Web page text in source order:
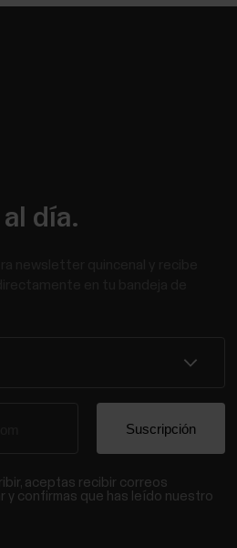
día.
aceptas recibir correos
y confirmas que has leído nuestro